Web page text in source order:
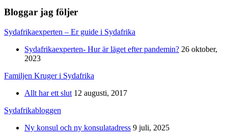
Bloggar jag följer
Sydafrikaexperten – Er guide i Sydafrika
Sydafrikaexperten- Hur är läget efter pandemin? 26 oktober,
2023
Familjen Kruger i Sydafrika
Allt har ett slut 12 augusti, 2017
Sydafrikabloggen
Ny konsul och ny konsulatadress 9 juli, 2025